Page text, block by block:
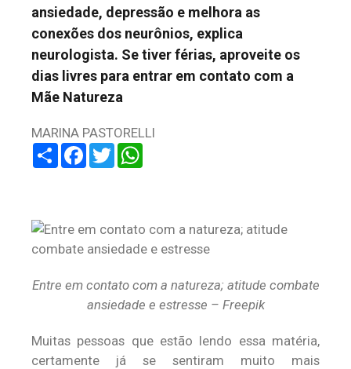
ansiedade, depressão e melhora as
conexões dos neurônios, explica
neurologista. Se tiver férias, aproveite os
dias livres para entrar em contato com a
Mãe Natureza
MARINA PASTORELLI
ShareFacebook
Twitter
Entre em contato com a natureza; atitude combate
ansiedade e estresse – Freepik
Muitas pessoas que estão lendo essa matéria,
certamente já se sentiram muito mais